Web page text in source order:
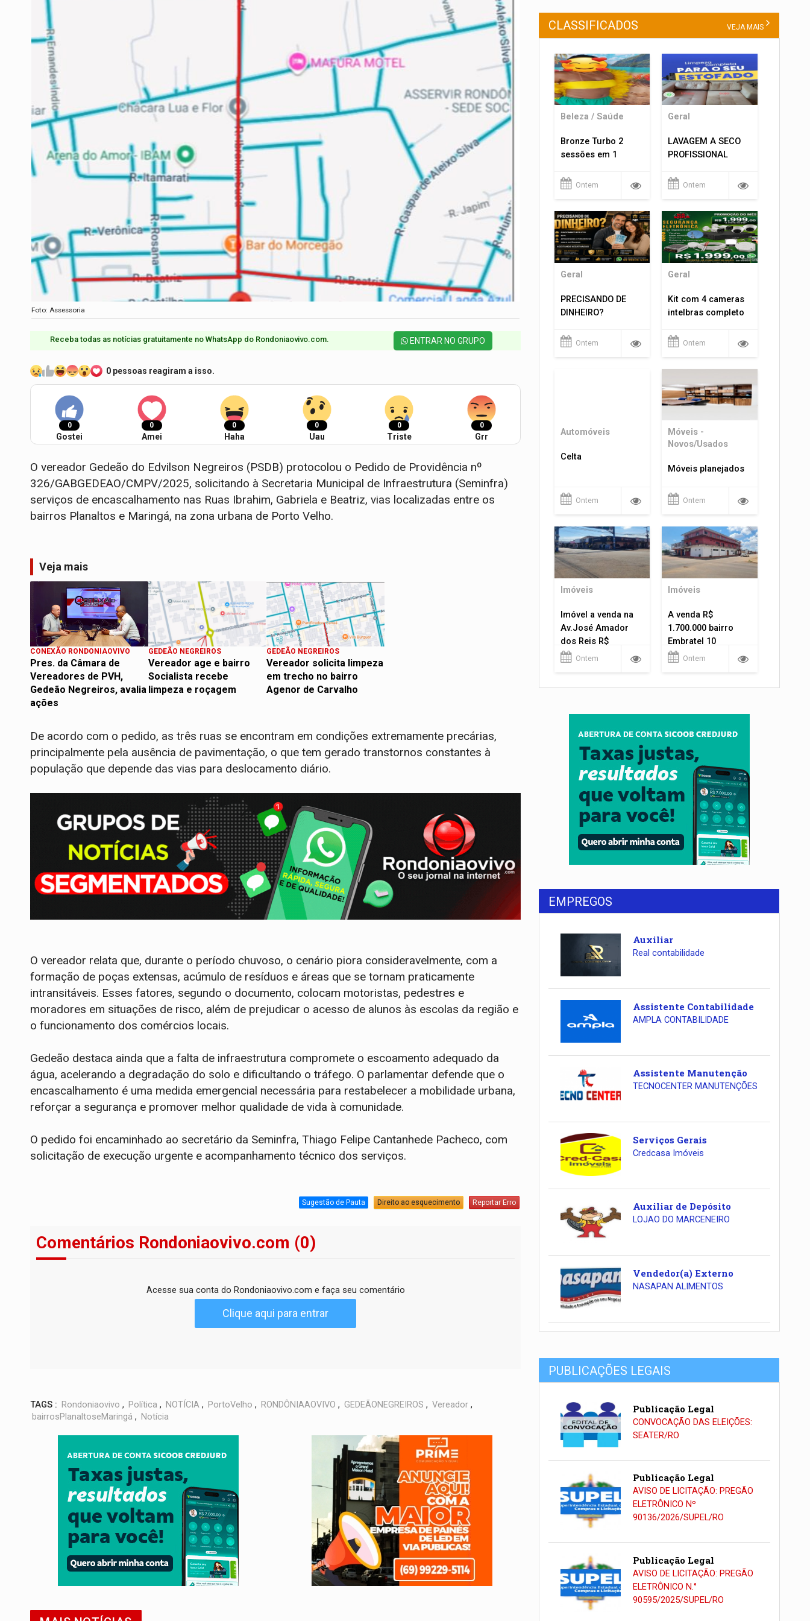
Foto: Assessoria
Receba todas as notícias gratuitamente no WhatsApp do Rondoniaovivo.com.​ ENTRAR NO GRUPO
0 pessoas reagiram a isso.
0
Gostei
0
Amei
0
Haha
0
Uau
0
Triste
0
Grr
O vereador Gedeão do Edvilson Negreiros (PSDB) protocolou o Pedido de Providência nº
326/GABGEDEAO/CMPV/2025, solicitando à Secretaria Municipal de Infraestrutura (Seminfra)
serviços de encascalhamento nas Ruas Ibrahim, Gabriela e Beatriz, vias localizadas entre os
bairros Planaltos e Maringá, na zona urbana de Porto Velho.
Veja mais
CONEXÃO RONDONIAOVIVO
Pres. da Câmara de
Vereadores de PVH,
Gedeão Negreiros, avalia
ações
GEDEÃO NEGREIROS
Vereador age e bairro
Socialista recebe
limpeza e roçagem
GEDEÃO NEGREIROS
Vereador solicita limpeza
em trecho no bairro
Agenor de Carvalho
De acordo com o pedido, as três ruas se encontram em condições extremamente precárias,
principalmente pela ausência de pavimentação, o que tem gerado transtornos constantes à
população que depende das vias para deslocamento diário.
O vereador relata que, durante o período chuvoso, o cenário piora consideravelmente, com a
formação de poças extensas, acúmulo de resíduos e áreas que se tornam praticamente
intransitáveis. Esses fatores, segundo o documento, colocam motoristas, pedestres e
moradores em situações de risco, além de prejudicar o acesso de alunos às escolas da região e
o funcionamento dos comércios locais.
Gedeão destaca ainda que a falta de infraestrutura compromete o escoamento adequado da
água, acelerando a degradação do solo e dificultando o tráfego. O parlamentar defende que o
encascalhamento é uma medida emergencial necessária para restabelecer a mobilidade urbana,
reforçar a segurança e promover melhor qualidade de vida à comunidade.
O pedido foi encaminhado ao secretário da Seminfra, Thiago Felipe Cantanhede Pacheco, com
solicitação de execução urgente e acompanhamento técnico dos serviços.
Sugestão de Pauta Direito ao esquecimento Reportar Erro
Comentários Rondoniaovivo.com (0)
Acesse sua conta do Rondoniaovivo.com e faça seu comentário
Clique aqui para entrar
TAGS : Rondoniaovivo , Política , NOTÍCIA , PortoVelho , RONDÔNIAAOVIVO , GEDEÃONEGREIROS , Vereador ,
bairrosPlanaltoseMaringá , Notícia
CLASSIFICADOS VEJA MAIS
Beleza / Saúde
Bronze Turbo 2
sessões em 1
Ontem
Geral
LAVAGEM A SECO
PROFISSIONAL
Ontem
Geral
PRECISANDO DE
DINHEIRO?
Ontem
Geral
Kit com 4 cameras
intelbras completo
Ontem
Automóveis
Celta
Ontem
Móveis -
Novos/Usados
Móveis planejados
Ontem
Imóveis
Imóvel a venda na
Av.José Amador
dos Reis R$
1.400.000
Ontem
Imóveis
A venda R$
1.700.000 bairro
Embratel 10
apartamentos!
Ontem
EMPREGOS
Auxiliar
Real contabilidade
Assistente Contabilidade
AMPLA CONTABILIDADE
Assistente Manutenção
TECNOCENTER MANUTENÇÕES
Serviços Gerais
Credcasa Imóveis
Auxiliar de Depósito
LOJAO DO MARCENEIRO
Vendedor(a) Externo
NASAPAN ALIMENTOS
PUBLICAÇÕES LEGAIS
Publicação Legal
CONVOCAÇÃO DAS ELEIÇÕES:
SEATER/RO
Publicação Legal
AVISO DE LICITAÇÃO: PREGÃO
ELETRÔNICO Nº
90136/2026/SUPEL/RO
Publicação Legal
AVISO DE LICITAÇÃO: PREGÃO
ELETRÔNICO N.°
90595/2025/SUPEL/RO